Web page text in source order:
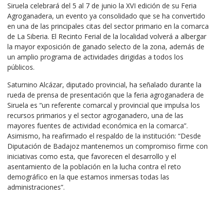
Siruela celebrará del 5 al 7 de junio la XVI edición de su Feria
Agroganadera, un evento ya consolidado que se ha convertido
en una de las principales citas del sector primario en la comarca
de La Siberia. El Recinto Ferial de la localidad volverá a albergar
la mayor exposición de ganado selecto de la zona, además de
un amplio programa de actividades dirigidas a todos los
públicos.
Saturnino Alcázar, diputado provincial, ha señalado durante la
rueda de prensa de presentación que la feria agroganadera de
Siruela es “un referente comarcal y provincial que impulsa los
recursos primarios y el sector agroganadero, una de las
mayores fuentes de actividad económica en la comarca”.
Asimismo, ha reafirmado el respaldo de la institución: “Desde
Diputación de Badajoz mantenemos un compromiso firme con
iniciativas como esta, que favorecen el desarrollo y el
asentamiento de la población en la lucha contra el reto
demográfico en la que estamos inmersas todas las
administraciones”.